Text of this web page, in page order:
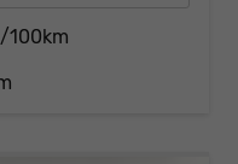
100km